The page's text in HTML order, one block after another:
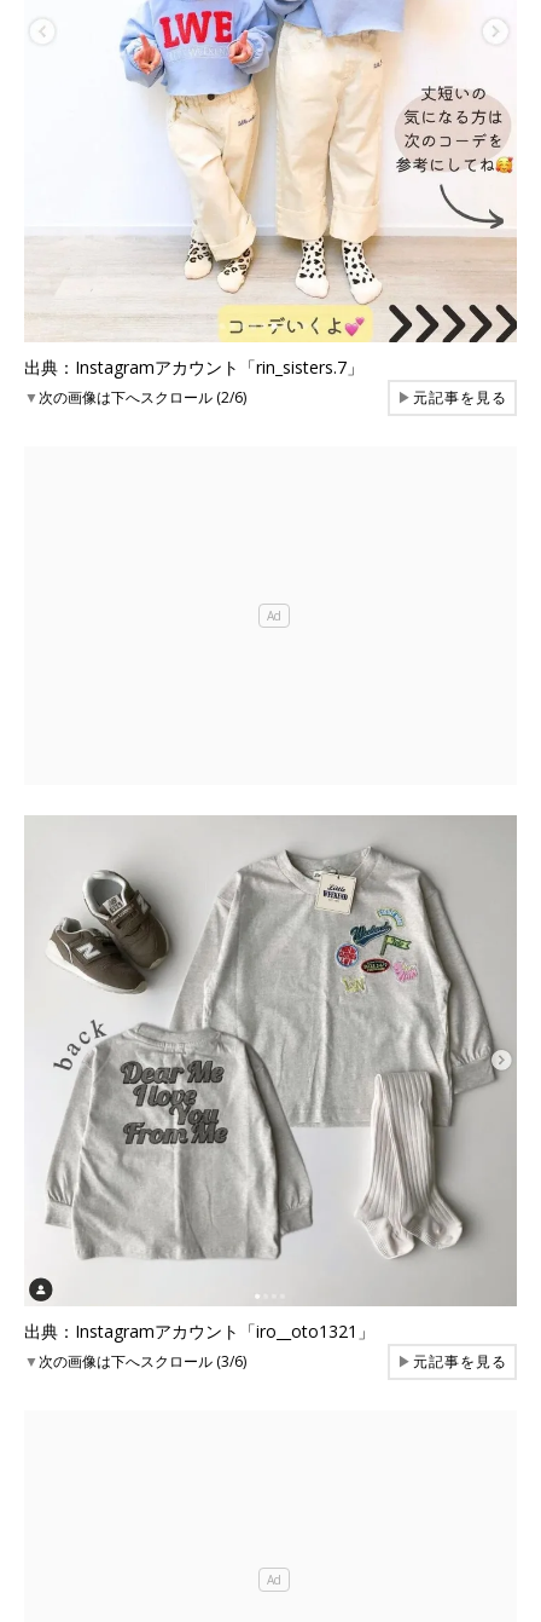
出典：Instagramアカウント「rin_sisters.7」
▼次の画像は下へスクロール (2/6) ▶元記事を見る
出典：Instagramアカウント「iro__oto1321」
▼次の画像は下へスクロール (3/6) ▶元記事を見る